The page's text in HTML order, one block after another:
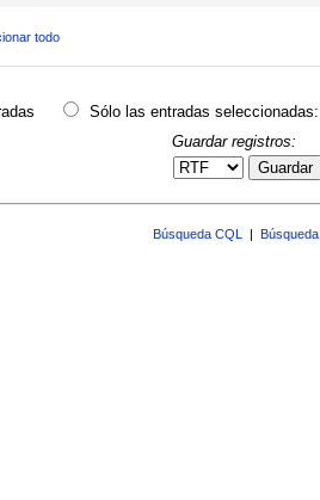
todo
Sólo las entradas seleccionadas:
Guardar registros:
Guardar
Búsqueda CQL